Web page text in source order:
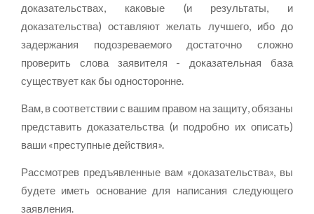
доказательствах, каковые (и результаты, и
доказательства) оставляют желать лучшего, ибо до
задержания подозреваемого достаточно сложно
проверить слова заявителя - доказательная база
существует как бы односторонне.
Вам, в соответствии с вашим правом на защиту, обязаны
представить доказательства (и подробно их описать)
ваши «преступные действия».
Рассмотрев предъявленные вам «доказательства», вы
будете иметь основание для написания следующего
заявления.